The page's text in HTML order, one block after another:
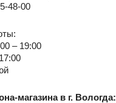
48-00
– 19:00
магазина в г. Вологда: